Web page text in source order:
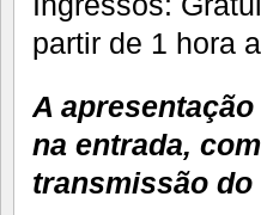
partir de 1 hora
A
na entrada,
transmissão